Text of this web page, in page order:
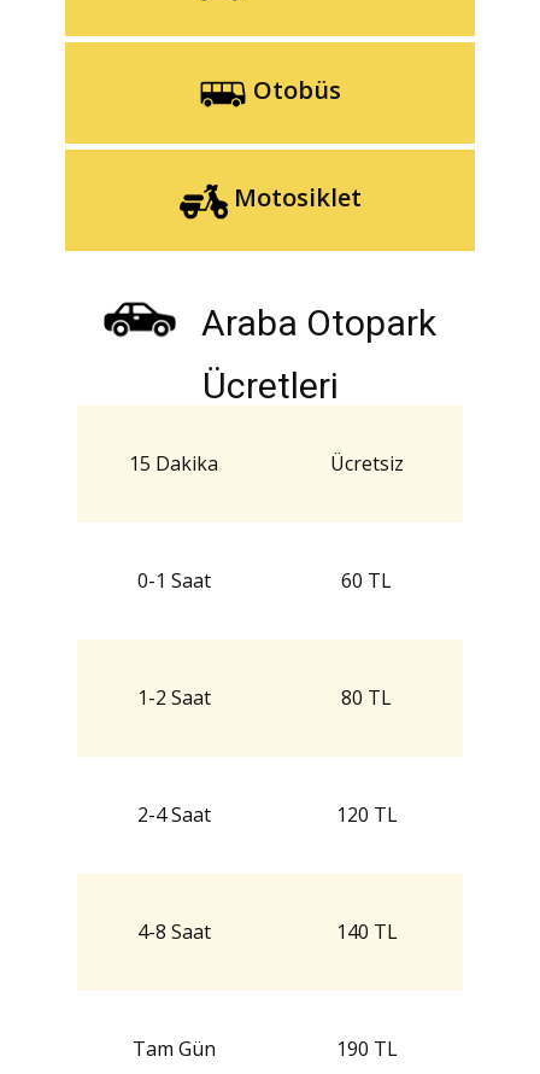
Otobüs
Motosiklet
Araba Otopark
Ücretleri
15 Dakika Ücretsiz
0-1 Saat 60 TL
1-2 Saat 80 TL
2-4 Saat 120 TL
4-8 Saat 140 TL
Tam Gün 190 TL